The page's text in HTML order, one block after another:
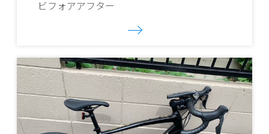
ビフォアアフター